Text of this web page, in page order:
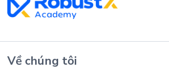
Về chúng tôi